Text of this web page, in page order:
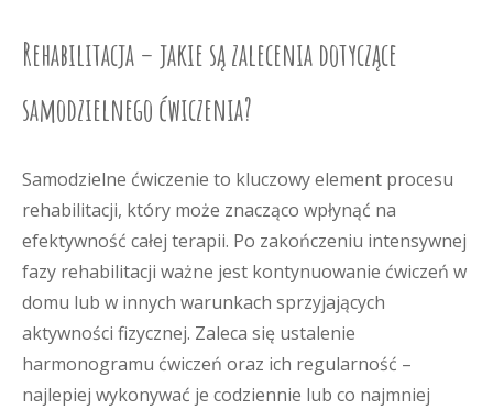
Rehabilitacja – jakie są zalecenia dotyczące
samodzielnego ćwiczenia?
Samodzielne ćwiczenie to kluczowy element procesu
rehabilitacji, który może znacząco wpłynąć na
efektywność całej terapii. Po zakończeniu intensywnej
fazy rehabilitacji ważne jest kontynuowanie ćwiczeń w
domu lub w innych warunkach sprzyjających
aktywności fizycznej. Zaleca się ustalenie
harmonogramu ćwiczeń oraz ich regularność –
najlepiej wykonywać je codziennie lub co najmniej